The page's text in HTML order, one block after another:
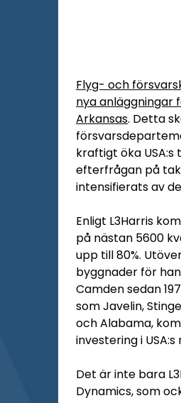
Flyg- och
nya anläggningar
Arkansas. Detta
kraftigt öka
efterfrågan på
intensifierats av
Enligt L3Harris
på nästan 5600
upp till 80%.
byggnader för
Camden sedan
som Javelin,
och Alabama,
investering i
Det är inte bara
Dynamics, som